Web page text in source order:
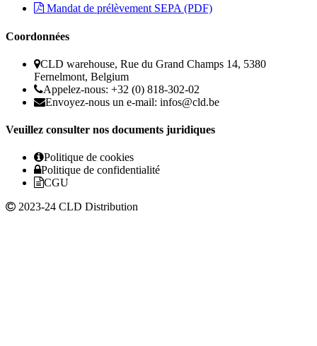
Mandat de prélèvement SEPA (PDF)
Coordonnées
CLD warehouse, Rue du Grand Champs 14, 5380
Fernelmont, Belgium
Appelez-nous: +32 (0) 818-302-02
Envoyez-nous un e-mail: infos@cld.be
Veuillez consulter nos documents juridiques
Politique de cookies
Politique de confidentialité
CGU
2023-24 CLD Distribution